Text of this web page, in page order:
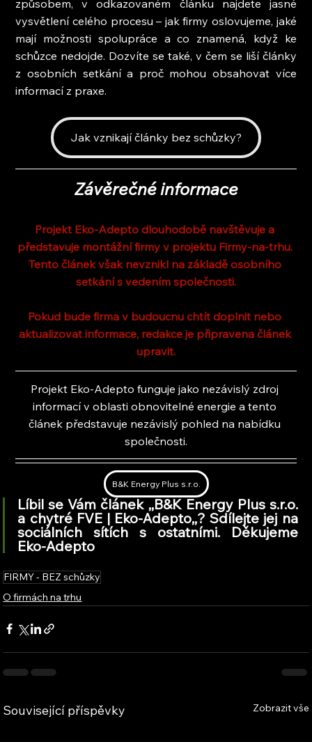
způsobem, v odkazovaném článku najdete jasné
vysvětlení celého procesu – jak firmy oslovujeme, jaké
mají možnosti spolupráce a co znamená, když ke
schůzce nedojde. Dozvíte se také, v čem se liší články
z osobních setkání a proč mohou obsahovat více
informací z praxe.
Jak vznikají články bez schůzky?
Závěrečné informace
Projekt Eko-Adepto dlouhodobě navštěvuje a
představuje montážní firmy v projektu Firmy-na-trhu.
Tento článek však nevznikl na základě osobního
setkání s vedením společnosti.
Pokud bude firma v budoucnu chtít doplnit nebo
aktualizovat informace, redakce je připravena článek
upravit.
Projekt Eko-Adepto funguje jako nezávislý zdroj
informací v oblasti obnovitelné energie a tento
článek představuje nezávislý pohled na nabídku
společnosti.
B&K Energy Plus s.r.o.
Líbil se Vám článek ,,B&K Energy Plus s.r.o.
a chytré FVE | Eko-Adepto,,? Sdílejte jej na
sociálních sítích s ostatními. Děkujeme
Eko-Adepto
FIRMY - BEZ schůzky
O firmách na trhu
Související příspěvky Zobrazit vše